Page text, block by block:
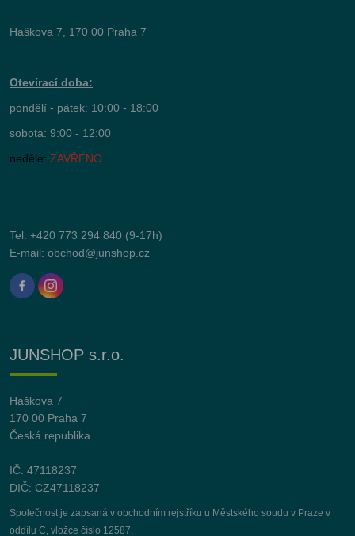
Haškova 7, 170 00 Praha 7
Otevírací doba:
pondělí - pátek: 10:00 - 18:00
sobota: 9:00 - 12:00
neděle: ZAVŘENO
Tel: +420 773 294 840 (9-17h)
E-mail: obchod@junshop.cz
JUNSHOP s.r.o.
Haškova 7
170 00 Praha 7
Česká republika
IČ: 47118237
DIČ: CZ47118237
Společnost je zapsaná v obchodním rejstříku u Městského soudu v Praze v
oddílu C, vložce číslo 12587.